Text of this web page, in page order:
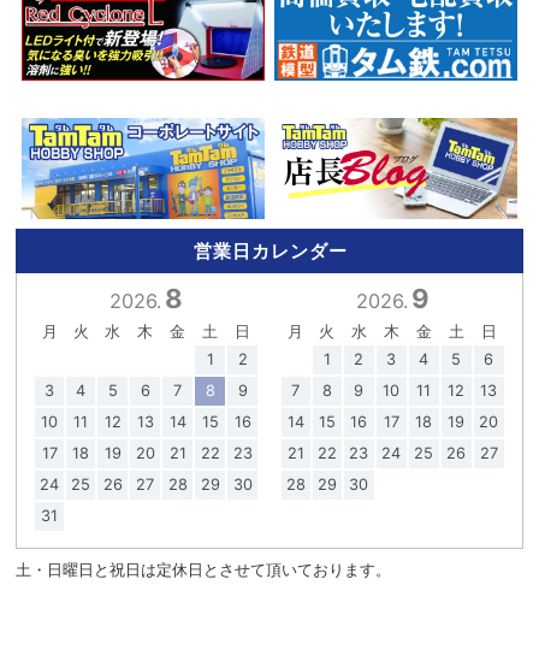
営業日カレンダー
2026. 8
月 火 水 木 金 土
日
1
2
3
4 5 6 7 8
9
10
11 12 13 14 15
16
17
18 19 20 21 22
23
24
25 26 27 28 29
30
31
2026. 9
月 火 水 木 金 土
日
1
2 3 4 5
6
7
8 9 10 11 12
13
14
15 16 17 18 19
20
21
22 23 24 25 26
27
28
29 30
土・日曜日と祝日は定休日とさせて頂いております。